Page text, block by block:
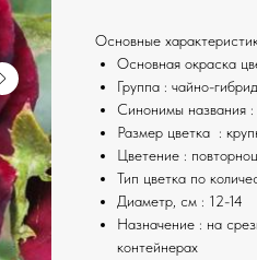
Основные
Основная окраска
Группа : чайно-
Синонимы названия
Размер цветка :
Цветение :
Тип цветка по
Диаметр, см : 12-14
Назначение : на
контейнерах